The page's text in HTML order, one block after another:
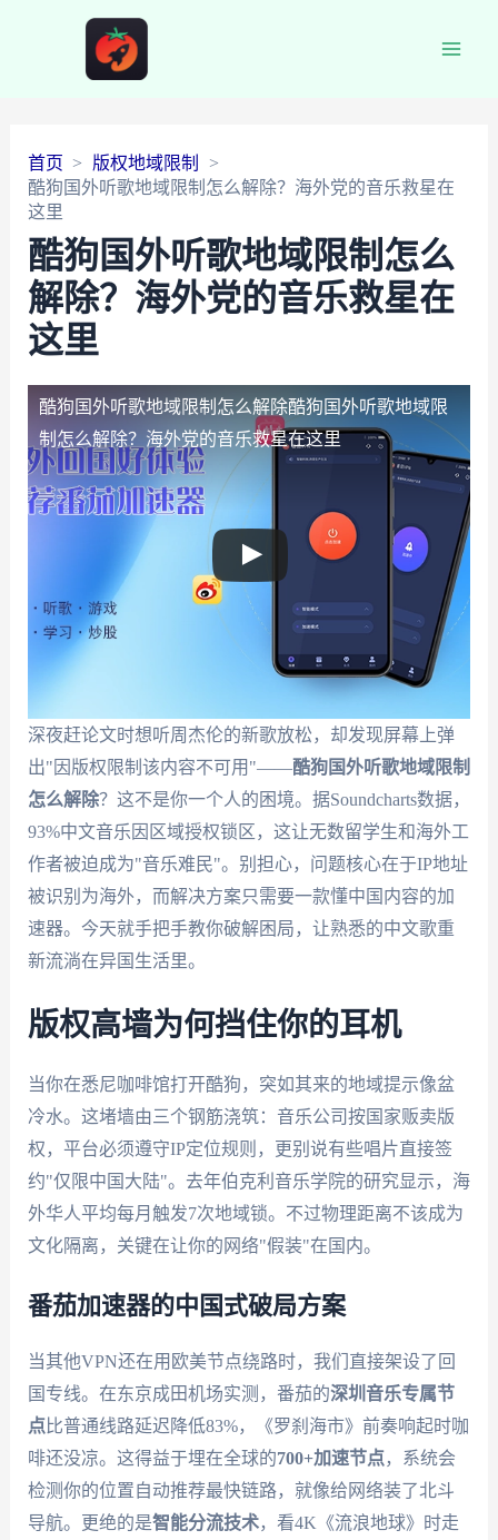
首页
版权地域限制
酷狗国外听歌地域限制怎么解除？海外党的音乐救星在
这里
酷狗国外听歌地域限制怎么
解除？海外党的音乐救星在
这里
酷狗国外听歌地域限制怎么解除酷狗国外听歌地域限
制怎么解除？海外党的音乐救星在这里
深夜赶论文时想听周杰伦的新歌放松，却发现屏幕上弹
出"因版权限制该内容不可用"——酷狗国外听歌地域限制
怎么解除？这不是你一个人的困境。据Soundcharts数据，
93%中文音乐因区域授权锁区，这让无数留学生和海外工
作者被迫成为"音乐难民"。别担心，问题核心在于IP地址
被识别为海外，而解决方案只需要一款懂中国内容的加
速器。今天就手把手教你破解困局，让熟悉的中文歌重
新流淌在异国生活里。
版权高墙为何挡住你的耳机
当你在悉尼咖啡馆打开酷狗，突如其来的地域提示像盆
冷水。这堵墙由三个钢筋浇筑：音乐公司按国家贩卖版
权，平台必须遵守IP定位规则，更别说有些唱片直接签
约"仅限中国大陆"。去年伯克利音乐学院的研究显示，海
外华人平均每月触发7次地域锁。不过物理距离不该成为
文化隔离，关键在让你的网络"假装"在国内。
番茄加速器的中国式破局方案
当其他VPN还在用欧美节点绕路时，我们直接架设了回
国专线。在东京成田机场实测，番茄的深圳音乐专属节
点比普通线路延迟降低83%，《罗刹海市》前奏响起时咖
啡还没凉。这得益于埋在全球的700+加速节点，系统会
检测你的位置自动推荐最快链路，就像给网络装了北斗
导航。更绝的是智能分流技术，看4K《流浪地球》时走